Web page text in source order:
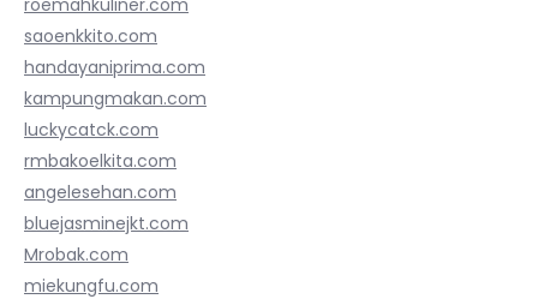
roemahkuliner.com
saoenkkito.com
handayaniprima.com
kampungmakan.com
luckycatck.com
rmbakoelkita.com
angelesehan.com
bluejasminejkt.com
Mrobak.com
miekungfu.com